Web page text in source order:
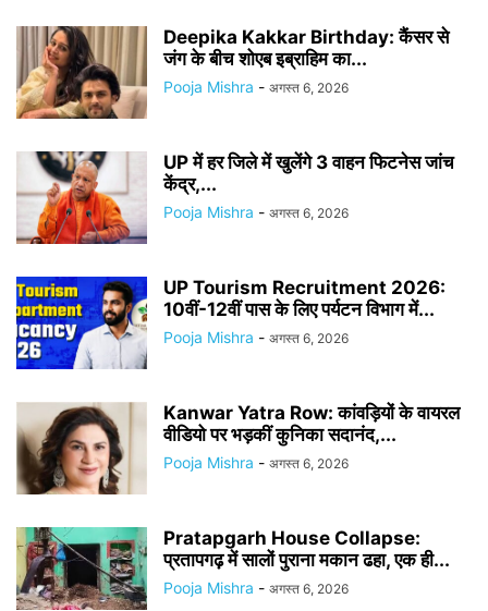
Deepika Kakkar Birthday: कैंसर से
जंग के बीच शोएब इब्राहिम का...
Pooja Mishra - अगस्त 6, 2026
UP में हर जिले में खुलेंगे 3 वाहन फिटनेस जांच
केंद्र,...
Pooja Mishra - अगस्त 6, 2026
UP Tourism Recruitment 2026:
10वीं-12वीं पास के लिए पर्यटन विभाग में...
Pooja Mishra - अगस्त 6, 2026
Kanwar Yatra Row: कांवड़ियों के वायरल
वीडियो पर भड़कीं कुनिका सदानंद,...
Pooja Mishra - अगस्त 6, 2026
Pratapgarh House Collapse:
प्रतापगढ़ में सालों पुराना मकान ढहा, एक ही...
Pooja Mishra - अगस्त 6, 2026